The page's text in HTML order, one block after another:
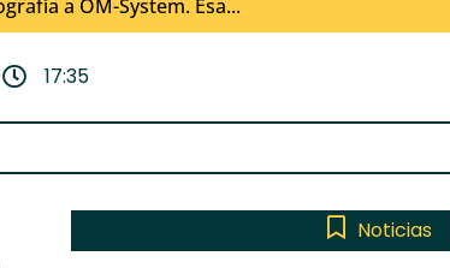
a OM-System. Esa...
17:35
Noticias